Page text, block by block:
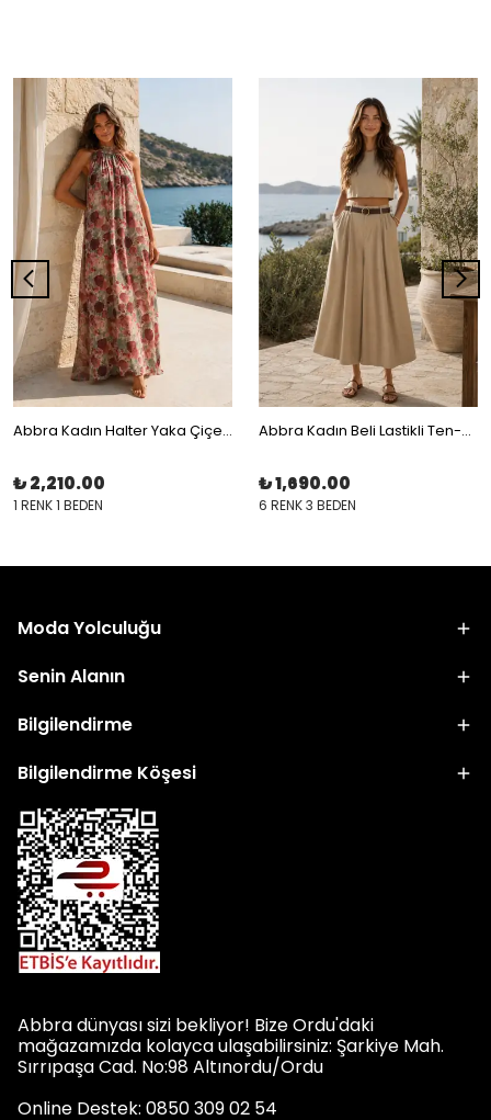
Abbra Kadın Halter Yaka Çiçek Desenli Elbise
₺ 2,210.00
1 RENK 1 BEDEN
Abbra Kadın Beli Lastikli Ten-sel Bol Pantolon
₺ 1,690.00
6 RENK 3 BEDEN
Moda Yolculuğu
Senin Alanın
Bilgilendirme
Bilgilendirme Köşesi
Abbra dünyası sizi bekliyor! Bize Ordu'daki
mağazamızda kolayca ulaşabilirsiniz: Şarkiye Mah.
Sırrıpaşa Cad. No:98 Altınordu/Ordu
Online Destek: 0850 309 02 54